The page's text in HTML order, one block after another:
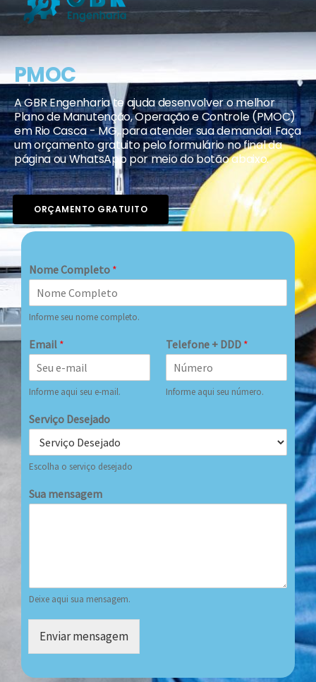
PMOC
A GBR Engenharia te ajuda desenvolver o melhor
Plano de Manutenção, Operação e Controle (PMOC)
em Rio Casca - MG, para atender sua demanda! Faça
um orçamento gratuito pelo formulário no final da
página ou WhatsApp por meio do botão abaixo.
ORÇAMENTO GRATUITO
Nome Completo *
Informe seu nome completo.
Email *
Informe aqui seu e-mail.
Telefone + DDD *
Informe aqui seu número.
Serviço Desejado
Escolha o serviço desejado
Sua mensagem
Deixe aqui sua mensagem.
Enviar mensagem